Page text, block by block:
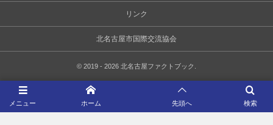
リンク
北名古屋市国際交流協会
© 2019 - 2026 北名古屋ファクトブック
メニュー 検索
ホーム 先頭へ